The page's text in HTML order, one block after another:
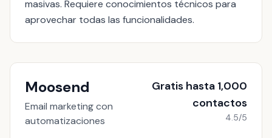
masivas. Requiere conocimientos técnicos para
aprovechar todas las funcionalidades.
Moosend
Email marketing con
automatizaciones
Gratis hasta 1,000
contactos
4.5/5